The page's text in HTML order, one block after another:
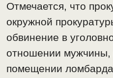
Отмечается, что
окружной
обвинение в
отношении мужчины,
помещении